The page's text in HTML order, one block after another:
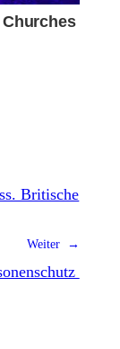
Britische
Weiter →